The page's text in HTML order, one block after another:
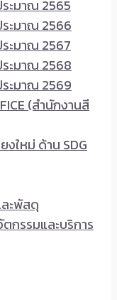
ะมาณ 2565
ะมาณ 2566
ะมาณ 2567
ะมาณ 2568
ะมาณ 2569
(สำนักงานสี
งใหม่ ด้าน SDG
ะพัสดุ
กรรมและบริการ